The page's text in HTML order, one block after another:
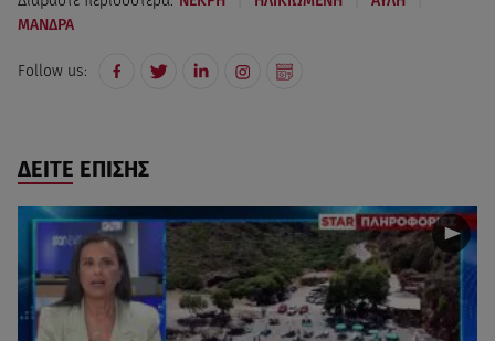
ΜΑΝΔΡΑ
Follow us:
ΔΕΙΤΕ ΕΠΙΣΗΣ